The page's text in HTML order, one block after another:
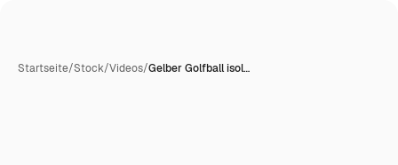
Startseite/Stock/Videos/Gelber Golfball isol…